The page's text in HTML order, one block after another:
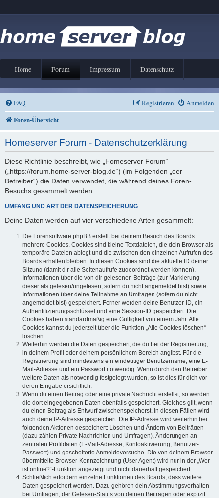
Home Forum Impressum Datenschutz
FAQ Anmelden
Registrieren
Foren-Übersicht
Homeserver Forum - Datenschutzerklärung
Diese Richtlinie beschreibt, wie „Homeserver Forum“
(„https://forum.home-server-blog.de“) (im Folgenden „der
Betreiber“) die Daten verwendet, die während deines Foren-
Besuchs gesammelt werden.
UMFANG UND ART DER DATENSPEICHERUNG
Deine Daten werden auf vier verschiedene Arten gesammelt:
Die Forensoftware phpBB erstellt bei deinem Besuch des Boards
mehrere Cookies. Cookies sind kleine Textdateien, die dein Browser als
temporäre Dateien ablegt und die zwischen den einzelnen Aufrufen des
Boards erhalten bleiben. In diesen Cookies sind die aktuelle ID deiner
Sitzung (damit dir alle Seitenaufrufe zugeordnet werden können),
Informationen über die von dir gelesenen Beiträge (zur Markierung
dieser als gelesen/ungelesen; sofern du nicht angemeldet bist) sowie
Informationen über deine Teilnahme an Umfragen (sofern du nicht
angemeldet bist) gespeichert. Ferner werden deine Benutzer-ID, ein
Authentifizierungsschlüssel und eine Session-ID gespeichert. Die
Cookies haben standardmäßig eine Gültigkeit von einem Jahr. Alle
Cookies kannst du jederzeit über die Funktion „Alle Cookies löschen“
löschen.
Weiterhin werden die Daten gespeichert, die du bei der Registrierung,
in deinem Profil oder deinem persönlichem Bereich angibst. Für die
Registrierung sind mindestens ein eindeutiger Benutzername, eine E-
Mail-Adresse und ein Passwort notwendig. Wenn durch den Betreiber
weitere Daten als notwendig festgelegt wurden, so ist dies für dich vor
deren Eingabe ersichtlich.
Wenn du einen Beitrag oder eine private Nachricht erstellst, so werden
die dort eingegebenen Daten ebenfalls gespeichert. Gleiches gilt, wenn
du einen Beitrag als Entwurf zwischenspeicherst. In diesen Fällen wird
auch deine IP-Adresse gespeichert. Die IP-Adresse wird weiterhin bei
folgenden Aktionen gespeichert: Löschen und Ändern von Beiträgen
(dazu zählen Private Nachrichten und Umfragen), Änderungen an
zentralen Profildaten (E-Mail-Adresse, Kontoaktivierung, Benutzer-
Passwort) und gescheiterte Anmeldeversuche. Die von deinem Browser
übermittelte Browser-Kennzeichnung (User Agent) wird nur in der „Wer
ist online?“-Funktion angezeigt und nicht dauerhaft gespeichert.
Schließlich erfordern einzelne Funktionen des Boards, dass weitere
Daten gespeichert werden. Dazu gehören dein Abstimmungsverhalten
bei Umfragen, der Gelesen-Status von deinen Beiträgen oder explizit